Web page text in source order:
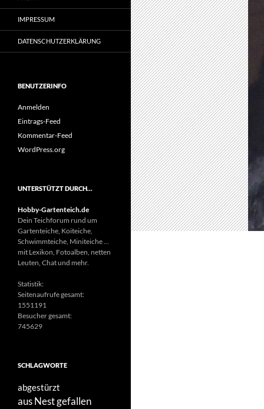
IMPRESSUM
DATENSCHUTZERKLÄRUNG
BENUTZERINFO
Anmelden
Eintrags-Feed
Kommentar-Feed
WordPress.org
UNTERSTÜTZT DURCH…
Hobby-Gartenteich.de
Dein Teichforum rund um
Gartenteiche, Koiteiche,
Schwimmteiche, Miniteiche ...
mit Lexikon, Fotoalben, netten
Leuten, Chat und mehr.
Statistik:
Seitenaufrufe gesamt:
1551191
Besucher gesamt:
745629
SCHLAGWORTE
abgestürzt
aus Nest gefallen